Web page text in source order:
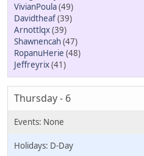
VivianPoula(49)
Davidtheaf(39)
Arnottlqx(39)
Shawnencah(47)
RopanuHerie (48)
Jeffreyrix(41)
Thursday - 6
D-Day